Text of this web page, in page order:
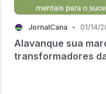
JornalCana • 01/14/
Alavanque sua
transformadores